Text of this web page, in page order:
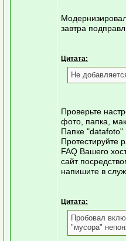
завтра
Цитата:
Не
Проверьте
фото, папка,
Папке "datafoto"
Протестируйте
FAQ Вашего
сайт
напишите в
Цитата:
Пробовал
"мусора"